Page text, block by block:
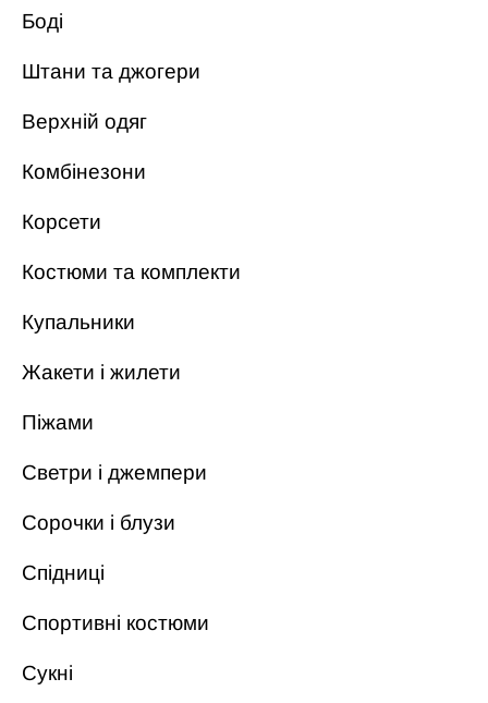
Боді
Штани та джогери
Верхній одяг
Комбінезони
Корсети
Костюми та комплекти
Купальники
Жакети і жилети
Піжами
Светри і джемпери
Сорочки і блузи
Спідниці
Спортивні костюми
Сукні